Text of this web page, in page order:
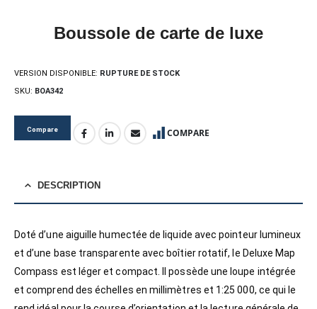
Boussole de carte de luxe
VERSION DISPONIBLE: RUPTURE DE STOCK
SKU: BOA342
Compare COMPARE
DESCRIPTION
Doté d’une aiguille humectée de liquide avec pointeur lumineux
et d’une base transparente avec boîtier rotatif, le Deluxe Map
Compass est léger et compact. Il possède une loupe intégrée
et comprend des échelles en millimètres et 1:25 000, ce qui le